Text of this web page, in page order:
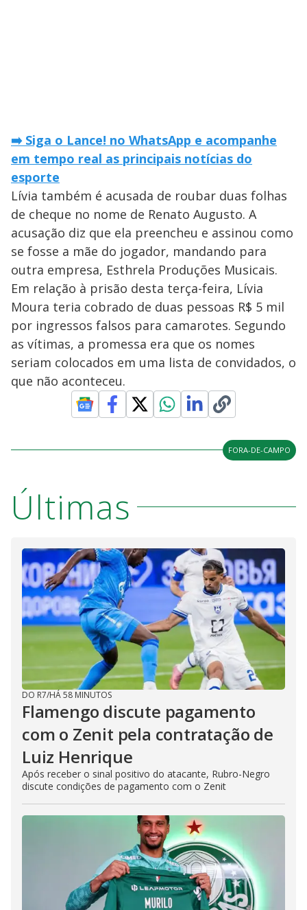
➡️ Siga o Lance! no WhatsApp e acompanhe
em tempo real as principais notícias do
esporte
Lívia também é acusada de roubar duas folhas
de cheque no nome de Renato Augusto. A
acusação diz que ela preencheu e assinou como
se fosse a mãe do jogador, mandando para
outra empresa, Esthrela Produções Musicais.
Em relação à prisão desta terça-feira, Lívia
Moura teria cobrado de duas pessoas R$ 5 mil
por ingressos falsos para camarotes. Segundo
as vítimas, a promessa era que os nomes
seriam colocados em uma lista de convidados, o
que não aconteceu.
FORA-DE-CAMPO
Últimas
DO R7/HÁ 58 MINUTOS
Flamengo discute pagamento
com o Zenit pela contratação de
Luiz Henrique
Após receber o sinal positivo do atacante, Rubro-Negro
discute condições de pagamento com o Zenit